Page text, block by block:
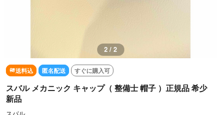
1 / 2
送料込 匿名配送 すぐに購入可
スバル メカニック キャップ（ 整備士 帽子 ）正規品 希少
新品